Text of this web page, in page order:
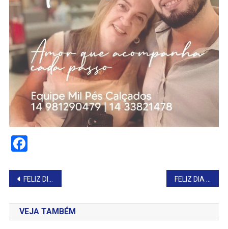
Navegação
de
Post
FELIZ DIA DAS MÃES FELIZ DIA DAS MÃES
VEJA TAMBÉM